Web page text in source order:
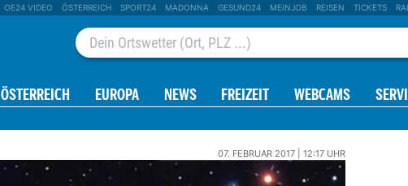
OE24 VIDEO ÖSTERREICH SPORT24 MADONNA GESUND24 MEINJOB REISEN TICKETS
ÖSTERREICH EUROPA NEWS FREIZEIT WEBCAMS
07. FEBRUAR 2017 | 12:17 UHR